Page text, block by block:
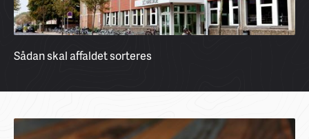
Sådan skal affaldet sorteres